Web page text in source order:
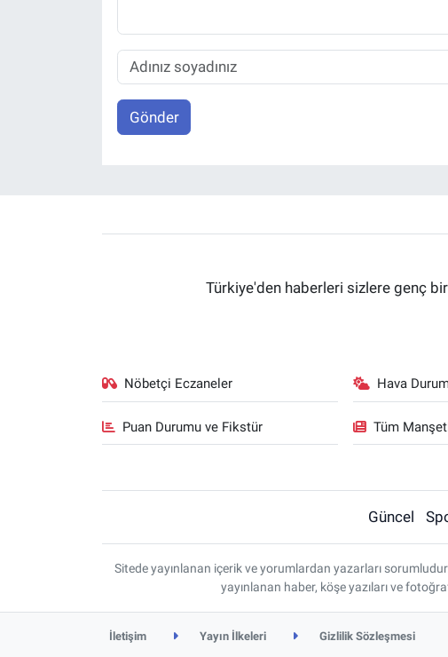
Gönder
Türkiye'den haberleri sizlere genç
Nöbetçi Eczaneler Hava
Puan Durumu ve Fikstür Tüm
Güncel
Sitede yayınlanan içerik ve yorumlardan yazarları
yayınlanan haber, köşe yazıları ve
İletişim Yayın İlkeleri Gizlilik Sözleşmesi